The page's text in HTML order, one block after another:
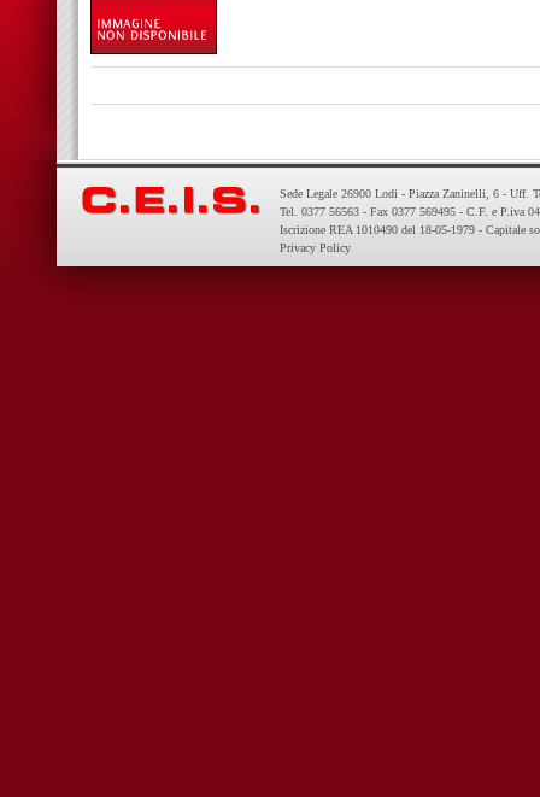
Sede Legale 26900 Lodi - Piazza Zaninelli, 6 - Uff.
Tel. 0377 56563 - Fax 0377 569495 - C.F. e P.iva
Iscrizione REA 1010490 del 18-05-1979 - Capitale
Privacy Policy